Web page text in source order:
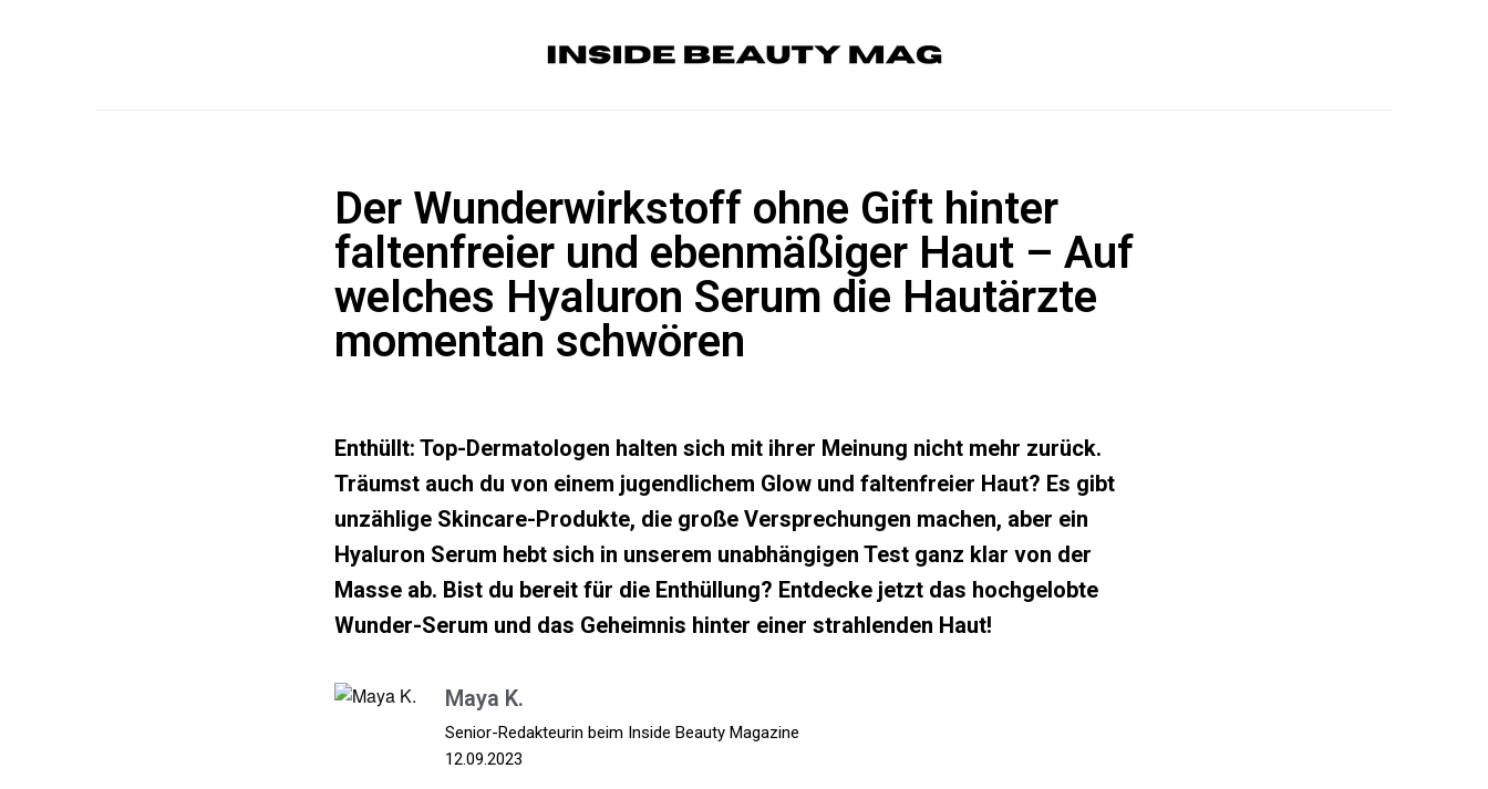
Der Wunderwirkstoff ohne Gift hinter
faltenfreier und ebenmäßiger Haut – Auf
welches Hyaluron Serum die Hautärzte
momentan schwören
Enthüllt: Top-Dermatologen halten sich mit ihrer Meinung nicht mehr zurück.
Träumst auch du von einem jugendlichem Glow und faltenfreier Haut? Es gibt
unzählige Skincare-Produkte, die große Versprechungen machen, aber ein
Hyaluron Serum hebt sich in unserem unabhängigen Test ganz klar von der
Masse ab. Bist du bereit für die Enthüllung? Entdecke jetzt das hochgelobte
Wunder-Serum und das Geheimnis hinter einer strahlenden Haut!
Maya K.
Senior-Redakteurin beim Inside Beauty Magazine
12.09.2023